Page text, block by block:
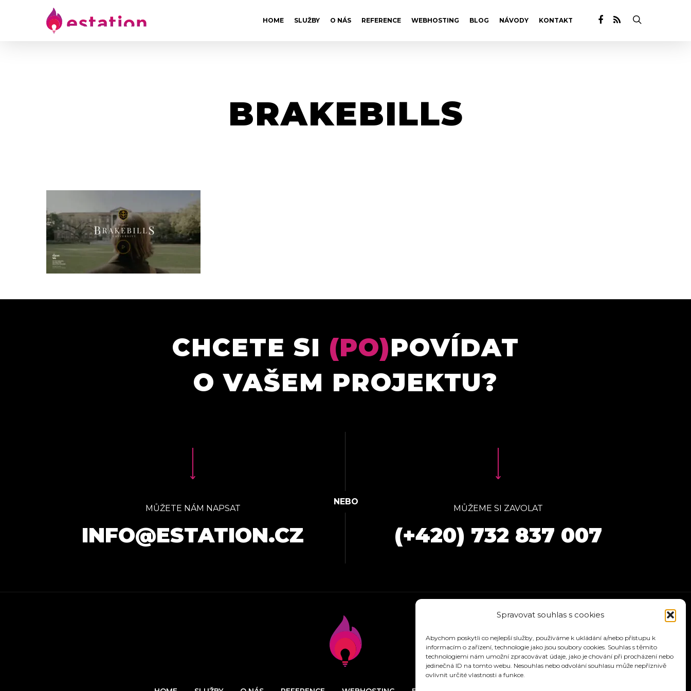
Spravovat souhlas s cookies
Abychom poskytli co nejlepší služby, používáme k ukládání a/nebo přístupu k
informacím o zařízení, technologie jako jsou soubory cookies. Souhlas s těmito
technologiemi nám umožní zpracovávat údaje, jako je chování při procházení nebo
jedinečná ID na tomto webu. Nesouhlas nebo odvolání souhlasu může nepříznivě
ovlivnit určité vlastnosti a funkce.
HOME SLUŽBY O NÁS REFERENCE WEBHOSTING BLOG NÁVODY KONTAKT
BRAKEBILLS
CHCETE SI (PO)POVÍDAT
O VAŠEM PROJEKTU?
MŮŽETE NÁM NAPSAT
INFO@ESTATION.CZ
MŮŽEME SI ZAVOLAT
(+420) 732 837 007